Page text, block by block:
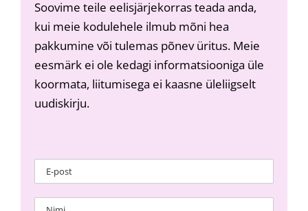
Soovime teile eelisjärjekorras teada anda,
kui meie kodulehele ilmub mõni hea
pakkumine või tulemas põnev üritus. Meie
eesmärk ei ole kedagi informatsiooniga üle
koormata, liitumisega ei kaasne üleliigselt
uudiskirju.